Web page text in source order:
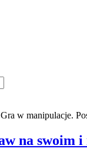
Gra w manipulacje.
na swoim